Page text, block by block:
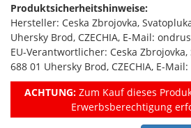
Produktsicherheitshinweise:
Hersteller: Ceska Zbrojovka,
Uhersky Brod, CZECHIA, E-Mail:
EU-Verantwortlicher: Ceska
688 01 Uhersky Brod, CZECHIA, E-
ACHTUNG:Zum Kauf dieses
Erwerbsberechtigung